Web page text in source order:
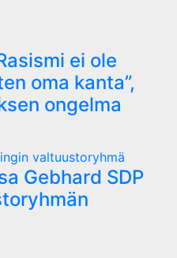
ei ole
oma kanta”,
ongelma
valtuustoryhmä
Gebhard SDP